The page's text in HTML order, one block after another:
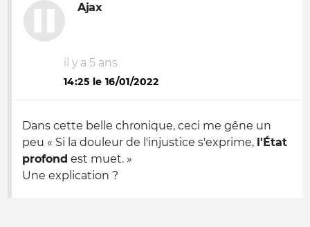
Ajax
il y a 5 ans
14:25 le 16/01/2022
Dans cette belle chronique, ceci me gêne un
peu « Si la douleur de l'injustice s'exprime, l'État
profond est muet. »
Une explication ?